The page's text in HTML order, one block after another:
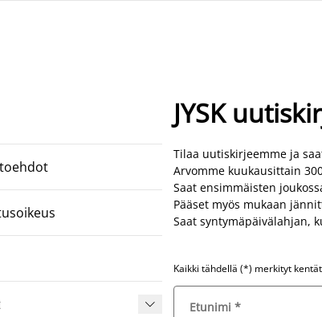

JYSK
Tilaa uutiskirjeemme ja
Arvomme kuukausittain
Saat ensimmäisten
Pääset myös mukaan
Saat syntymäpäivälahjan,
Kaikki tähdellä (*) merkityt
Etunimi *